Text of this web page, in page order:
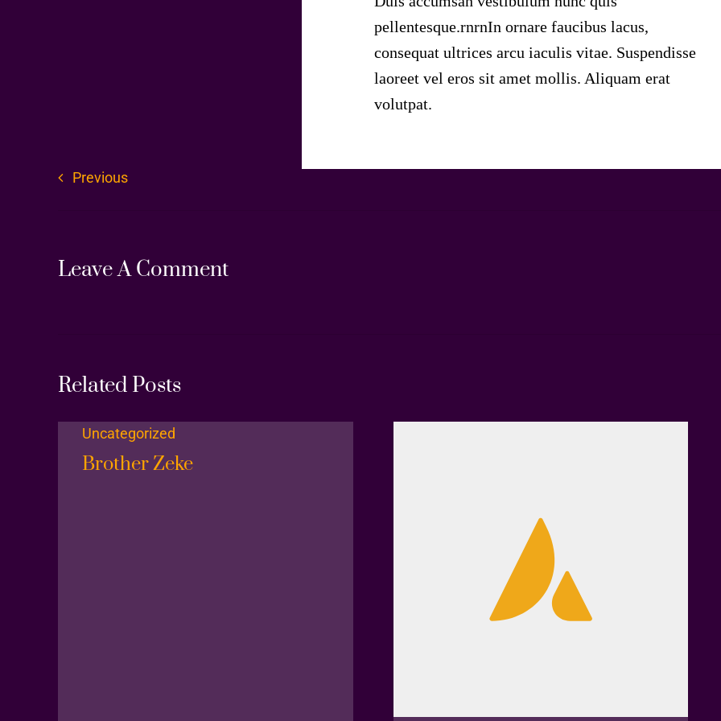
pellentesque.rnrnIn ornare faucibus lacus,
consequat ultrices arcu iaculis vitae. Suspendisse
laoreet vel eros sit amet mollis. Aliquam erat
volutpat.
Previous
Leave A Comment
Related Posts
Uncategorized
Brother Zeke